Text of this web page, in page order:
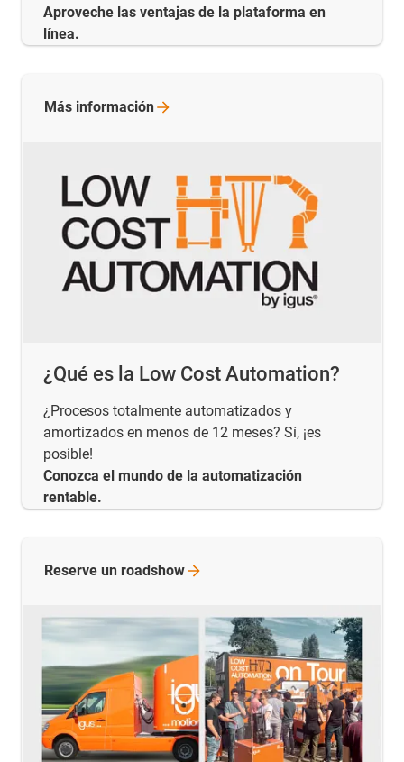
Aproveche las ventajas de la plataforma en
línea.
¿Qué es la Low Cost Automation?
¿Procesos totalmente automatizados y
amortizados en menos de 12 meses? Sí, ¡es
posible!
Conozca el mundo de la automatización
rentable.
Más información
Reserve un roadshow